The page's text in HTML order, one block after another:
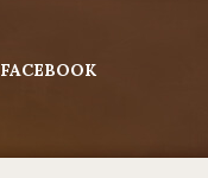
FACEBOOK